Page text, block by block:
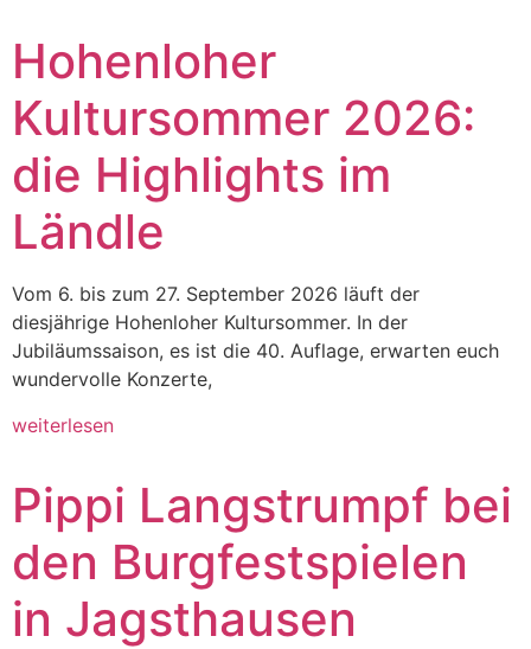
Hohenloher
Kultursommer 2026:
die Highlights im
Ländle
Vom 6. bis zum 27. September 2026 läuft der
diesjährige Hohenloher Kultursommer. In der
Jubiläumssaison, es ist die 40. Auflage, erwarten euch
wundervolle Konzerte,
weiterlesen
Pippi Langstrumpf bei
den Burgfestspielen
in Jagsthausen